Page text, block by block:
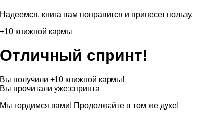
Надеемся, книга вам понравится и принесет пользу.
+10 книжной кармы
Отличный спринт!
Вы получили +10 книжной кармы!
Вы прочитали уже:спринта
Мы гордимся вами! Продолжайте в том же духе!